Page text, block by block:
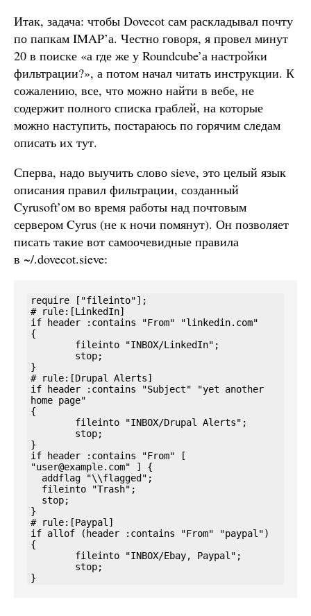
Итак, задача: чтобы Dovecot сам раскладывал почту
по папкам IMAP’а. Честно говоря, я провел минут
20 в поиске «а где же у Roundcube’а настройки
фильтрации?», а потом начал читать инструкции. К
сожалению, все, что можно найти в вебе, не
содержит полного списка граблей, на которые
можно наступить, постараюсь по горячим следам
описать их тут.
Сперва, надо выучить слово sieve, это целый язык
описания правил фильтрации, созданный
Cyrusoft’ом во время работы над почтовым
сервером Cyrus (не к ночи помянут). Он позволяет
писать такие вот самоочевидные правила
в ~/.dovecot.sieve:
require ["fileinto"];
# rule:[LinkedIn]
if header :contains "From" "linkedin.com"
{
}
# rule:[Drupal Alerts]
if header :contains "Subject" "yet another
home page"
{
}
if header :contains "From" [
"user@example.com" ] {
}
# rule:[Paypal]
if allof (header :contains "From" "paypal")
{
}